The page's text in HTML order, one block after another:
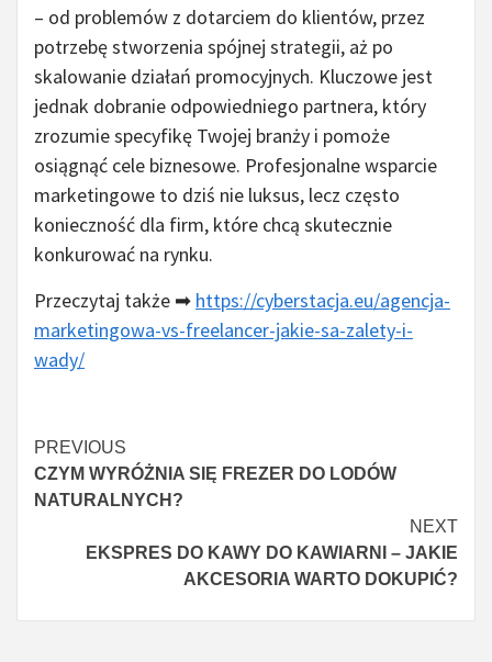
– od problemów z dotarciem do klientów, przez
potrzebę stworzenia spójnej strategii, aż po
skalowanie działań promocyjnych. Kluczowe jest
jednak dobranie odpowiedniego partnera, który
zrozumie specyfikę Twojej branży i pomoże
osiągnąć cele biznesowe. Profesjonalne wsparcie
marketingowe to dziś nie luksus, lecz często
konieczność dla firm, które chcą skutecznie
konkurować na rynku.
Przeczytaj także ➡ https://cyberstacja.eu/agencja-
marketingowa-vs-freelancer-jakie-sa-zalety-i-
wady/
Continue
Reading
PREVIOUS
CZYM WYRÓŻNIA SIĘ FREZER DO LODÓW
NATURALNYCH?
NEXT
EKSPRES DO KAWY DO KAWIARNI – JAKIE
AKCESORIA WARTO DOKUPIĆ?